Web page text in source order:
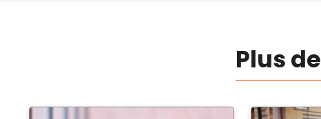
Plus de